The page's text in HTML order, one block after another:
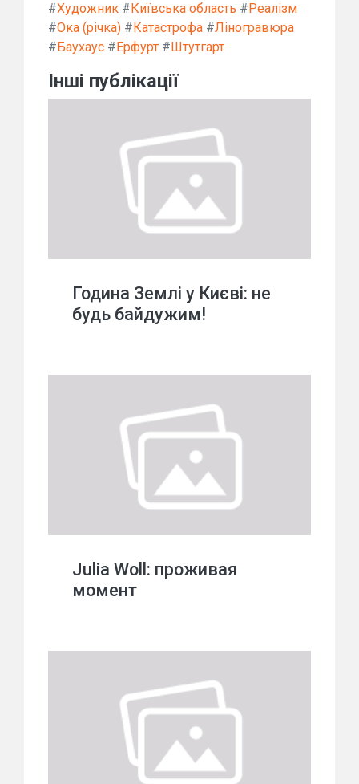
#Художник # Київська область # Реалізм
#Ока (річка) # Катастрофа #Ліногравюра
# Баухаус # Ерфурт # Штутгарт
Інші публікації
Година Землі у Києві: не
будь байдужим!
Julia Woll: проживая
момент